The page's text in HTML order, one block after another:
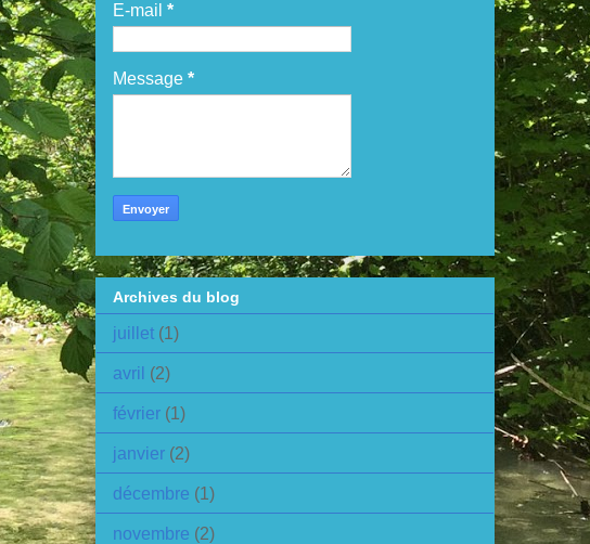
E-mail *
Message *
Archives du blog
juillet (1)
avril (2)
février (1)
janvier (2)
décembre (1)
novembre (2)